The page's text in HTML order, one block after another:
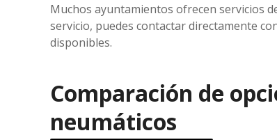
Muchos ayuntamientos ofrecen servicios
servicio, puedes contactar directamente
disponibles.
Comparación de
neumáticos